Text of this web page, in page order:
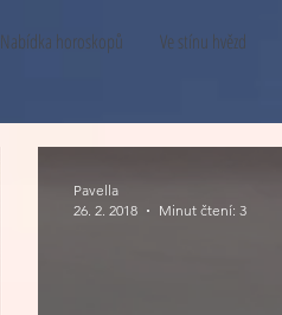
Nabídka horoskopů Ve stínu hvězd
Pavella
26. 2. 2018
Minut čtení: 3